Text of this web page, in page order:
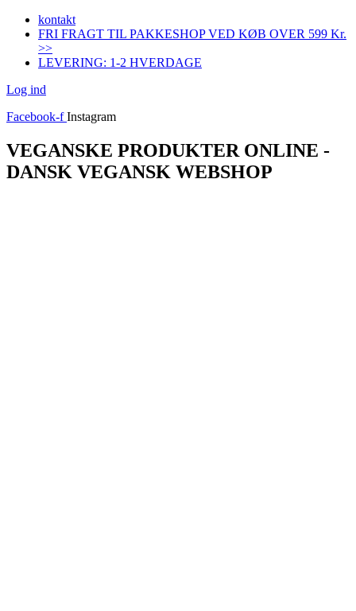
Videre
indhold
kontakt
FRI FRAGT TIL PAKKESHOP VED KØB OVER 599 Kr.
>>
LEVERING: 1-2 HVERDAGE
Log ind
Facebook-f Instagram
VEGANSKE PRODUKTER ONLINE -
DANSK VEGANSK WEBSHOP